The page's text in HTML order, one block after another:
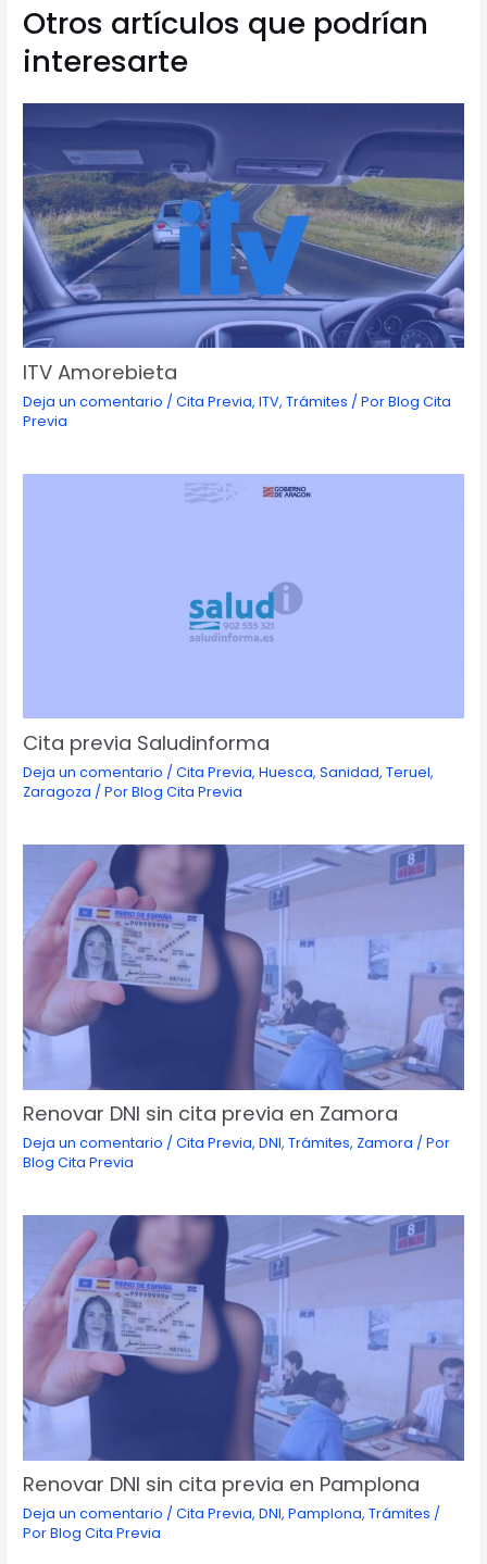
Otros artículos que podrían
interesarte
ITV Amorebieta
Deja un comentario /Cita Previa,ITV,Trámites / PorBlog Cita
Previa
Cita previa Saludinforma
Deja un comentario /Cita Previa,Huesca,Sanidad,Teruel,
Zaragoza / PorBlog Cita Previa
Renovar DNI sin cita previa en Zamora
Deja un comentario /Cita Previa,DNI,Trámites, Zamora / Por
Blog Cita Previa
Renovar DNI sin cita previa en Pamplona
Deja un comentario /Cita Previa,DNI,Pamplona,Trámites /
PorBlog Cita Previa